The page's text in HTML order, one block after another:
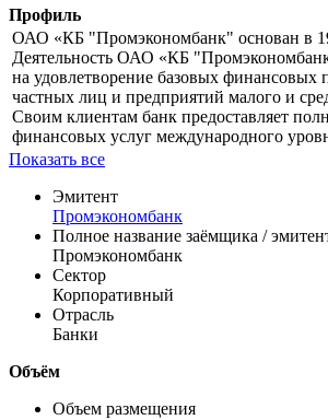
Информация по эмиссии
Профиль
ОАО «КБ "Промэкономбанк" основан в
Деятельность ОАО «КБ
на удовлетворение базовых финансовых
частных лиц и предприятий малого и
Своим клиентам банк предоставляет
финансовых услуг международного
Показать все
Эмитент
Промэкономбанк
Полное название заёмщика /
Промэкономбанк
Корпоративный
Банки